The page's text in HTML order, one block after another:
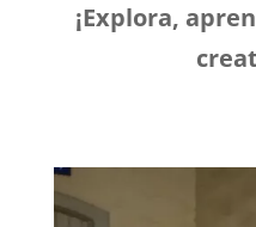
¡Explora,